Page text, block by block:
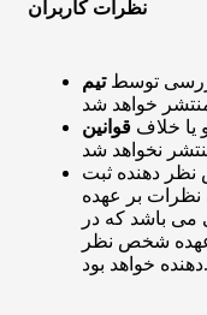
نظرات کاربران
توسطتیم
یا خلاف قوانین
دهنده ثبت
نظرات بر عهده
باشد که در
شخص نظر
دهنده خواهد بود.